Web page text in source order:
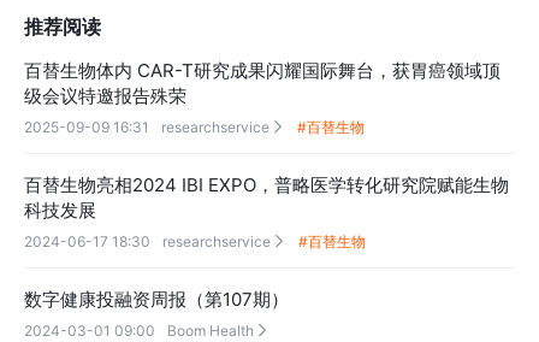
推荐阅读
百替生物体内 CAR-T研究成果闪耀国际舞台，获胃癌领域顶
级会议特邀报告殊荣
2025-09-09 16:31 researchservice  #百替生物
百替生物亮相2024 IBI EXPO，普略医学转化研究院赋能生物
科技发展
2024-06-17 18:30 researchservice  #百替生物
数字健康投融资周报（第107期）
2024-03-01 09:00 Boom Health 